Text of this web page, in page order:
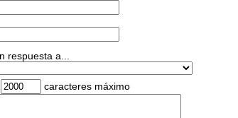
respuesta a...
caracteres máximo